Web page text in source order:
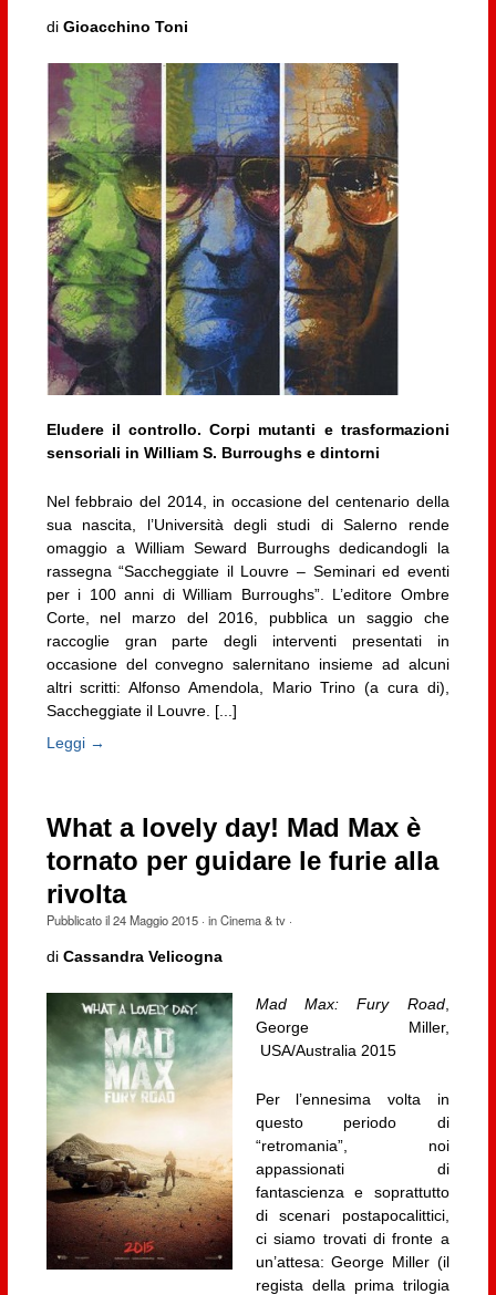
di Gioacchino Toni
Eludere il controllo. Corpi mutanti e trasformazioni
sensoriali in William S. Burroughs e dintorni
Nel febbraio del 2014, in occasione del centenario della
sua nascita, l’Università degli studi di Salerno rende
omaggio a William Seward Burroughs dedicandogli la
rassegna “Saccheggiate il Louvre – Seminari ed eventi
per i 100 anni di William Burroughs”. L’editore Ombre
Corte, nel marzo del 2016, pubblica un saggio che
raccoglie gran parte degli interventi presentati in
occasione del convegno salernitano insieme ad alcuni
altri scritti: Alfonso Amendola, Mario Trino (a cura di),
Saccheggiate il Louvre. [...]
Leggi →
What a lovely day! Mad Max è
tornato per guidare le furie alla
rivolta
Pubblicato il24 Maggio 2015· inCinema & tv·
di Cassandra Velicogna
Mad Max: Fury Road,
George Miller,
USA/Australia 2015
Per l’ennesima volta in
questo periodo di
“retromania”, noi
appassionati di
fantascienza e soprattutto
di scenari postapocalittici,
ci siamo trovati di fronte a
un’attesa: George Miller (il
regista della prima trilogia